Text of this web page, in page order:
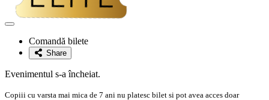
Adaugă
favoriteComandă bilete
Share
Evenimentul s-a încheiat.
Copiii cu varsta mai mica de 7 ani nu platesc bilet si pot avea acces doar